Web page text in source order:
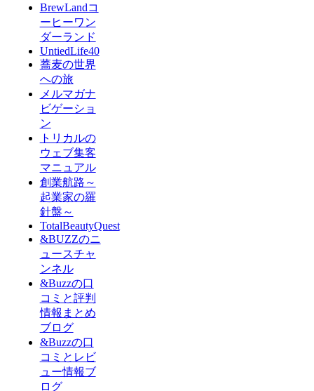
BrewLandコ
ーヒーワン
ダーランド
UntiedLife40
蕎麦の世界
への旅
メルマガナ
ビゲーショ
ン
トリカルの
ウェブ集客
マニュアル
創業航路～
起業家の羅
針盤～
TotalBeautyQuest
&BUZZのニ
ュースチャ
ンネル
&Buzzの口
コミと評判
情報まとめ
ブログ
&Buzzの口
コミとレビ
ュー情報ブ
ログ